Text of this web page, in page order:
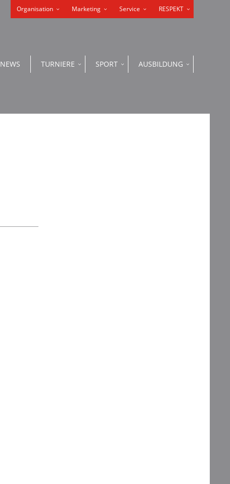
Organisation Marketing Service RESPEKT
NEWS TURNIERE SPORT AUSBILDUNG